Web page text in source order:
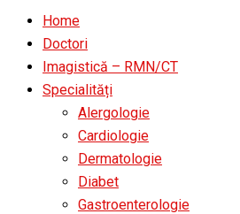
Home
Doctori
Imagistică – RMN/CT
Specialități
Alergologie
Cardiologie
Dermatologie
Diabet
Gastroenterologie